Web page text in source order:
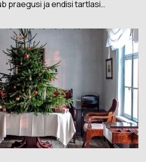
praegusi ja endisi tartlasi…